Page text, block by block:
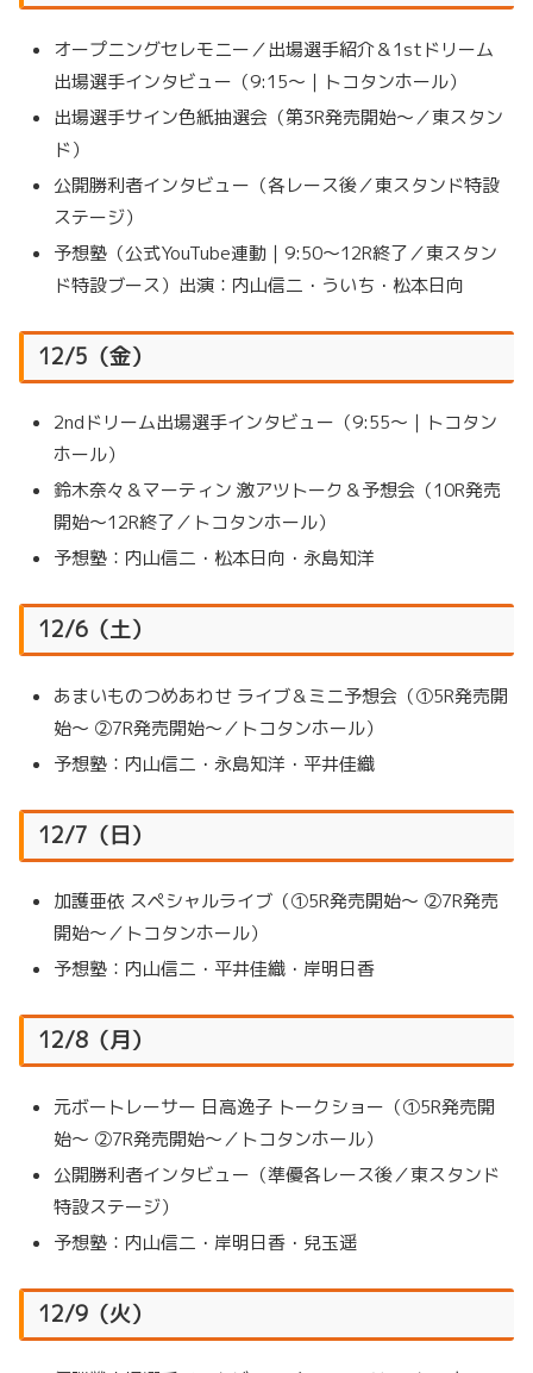
オープニングセレモニー／出場選手紹介＆1stドリーム
出場選手インタビュー（9:15～｜トコタンホール）
出場選手サイン色紙抽選会（第3R発売開始～／東スタン
ド）
公開勝利者インタビュー（各レース後／東スタンド特設
ステージ）
予想塾（公式YouTube連動｜9:50～12R終了／東スタン
ド特設ブース）出演：内山信二・ういち・松本日向
12/5（金）
2ndドリーム出場選手インタビュー（9:55～｜トコタン
ホール）
鈴木奈々＆マーティン 激アツトーク＆予想会（10R発売
開始～12R終了／トコタンホール）
予想塾：内山信二・松本日向・永島知洋
12/6（土）
あまいものつめあわせ ライブ＆ミニ予想会（①5R発売開
始～ ②7R発売開始～／トコタンホール）
予想塾：内山信二・永島知洋・平井佳織
12/7（日）
加護亜依 スペシャルライブ（①5R発売開始～ ②7R発売
開始～／トコタンホール）
予想塾：内山信二・平井佳織・岸明日香
12/8（月）
元ボートレーサー 日高逸子 トークショー（①5R発売開
始～ ②7R発売開始～／トコタンホール）
公開勝利者インタビュー（準優各レース後／東スタンド
特設ステージ）
予想塾：内山信二・岸明日香・兒玉遥
12/9（火）